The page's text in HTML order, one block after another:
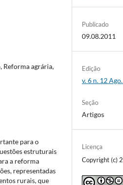
Reforma agrária,
para o
estruturais
a reforma
representadas
rurais, que
Publicado
09.08.2011
Edição
v. 6 n. 12
Seção
Artigos
Licença
Copyright (c)